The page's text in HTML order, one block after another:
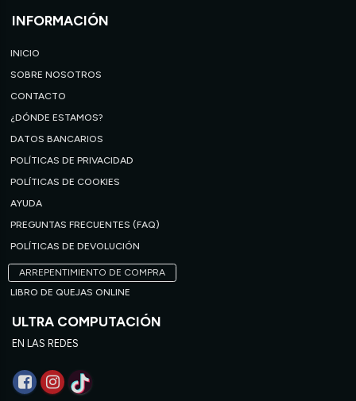
INFORMACIÓN
INICIO
SOBRE NOSOTROS
CONTACTO
¿DÓNDE ESTAMOS?
DATOS BANCARIOS
POLÍTICAS DE PRIVACIDAD
POLÍTICAS DE COOKIES
AYUDA
PREGUNTAS FRECUENTES (FAQ)
POLÍTICAS DE DEVOLUCIÓN
ARREPENTIMIENTO DE COMPRA
LIBRO DE QUEJAS ONLINE
ULTRA COMPUTACIÓN
EN LAS REDES